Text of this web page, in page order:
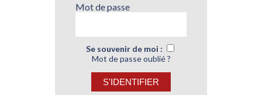
Mot de passe
Se souvenir de moi :
Mot de passe oublié ?